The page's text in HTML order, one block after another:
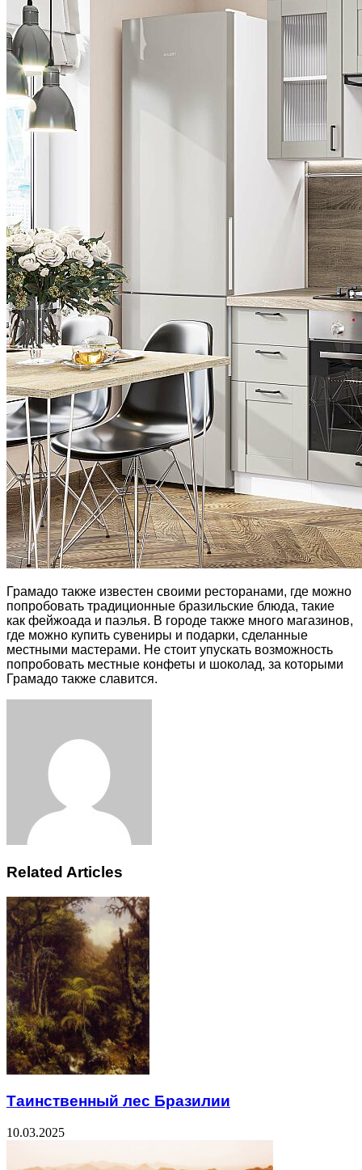
Грамадо также известен своими ресторанами, где можно
попробовать традиционные бразильские блюда, такие
как фейжоада и паэлья. В городе также много магазинов,
где можно купить сувениры и подарки, сделанные
местными мастерами. Не стоит упускать возможность
попробовать местные конфеты и шоколад, за которыми
Грамадо также славится.
Related Articles
Таинственный лес Бразилии
10.03.2025